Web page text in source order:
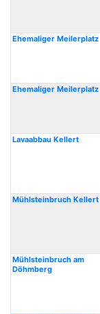
Ehemaliger Meilerplatz
Ehemaliger Meilerplatz
Lavaabbau Kellert
Mühlsteinbruch Kellert
Mühlsteinbruch am
Döhmberg